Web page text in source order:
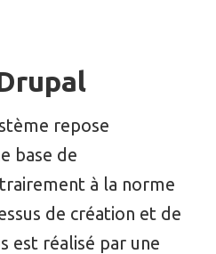
repose
base de
à la norme
de création et de
est réalisé par une